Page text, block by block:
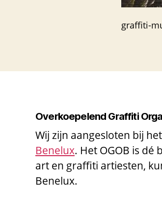
graffiti-
Overkoepelend Graffiti
Wij zijn aangesloten bij het
Benelux. Het OGOB is
art en graffiti artiesten,
Benelux.